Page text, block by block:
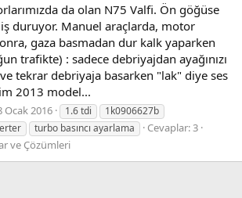
da olan N75 Valfi. Ön göğüse
duruyor. Manuel araçlarda, motor
gaza basmadan dur kalk yaparken
trafikte) : sadece debriyajdan ayağınızı
tekrar debriyaja basarken "lak" diye ses
2013 model...
Ocak 2016 1.6 tdi
1k0906627b
turbo basıncı ayarlama
Cevaplar: 3
ve Çözümleri